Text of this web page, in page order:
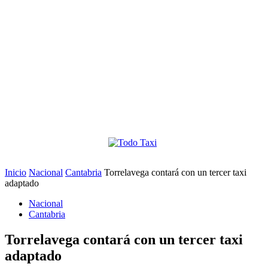
Inicio Nacional Cantabria Torrelavega contará con un tercer taxi
adaptado
Nacional
Cantabria
Torrelavega contará con un tercer taxi
adaptado